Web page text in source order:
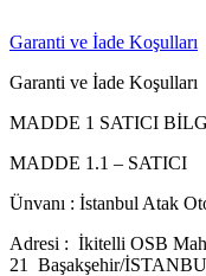
Garanti ve İade Koşulları
Garanti ve İade Koşulları
MADDE 1 SATICI
MADDE 1.1 – SATICI
Ünvanı : İstanbul Atak
Adresi : İkitelli OSB
21 Başakşehir/